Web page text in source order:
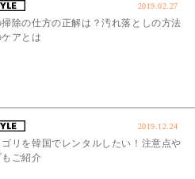
2019.02.27
除の仕方の正解は？汚れ落としの方法
アとは
2019.12.24
リを韓国でレンタルしたい！注意点や
ご紹介